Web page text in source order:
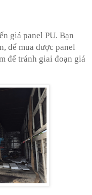
giá panel PU. Bạn
để mua được panel
để tránh giai đoạn giá